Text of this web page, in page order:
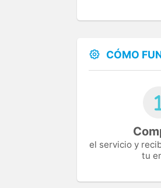
CÓMO
el servicio y
tu